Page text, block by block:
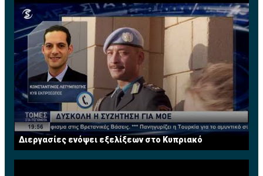
Διεργασίες ενόψει εξελίξεων στο Κυπριακό